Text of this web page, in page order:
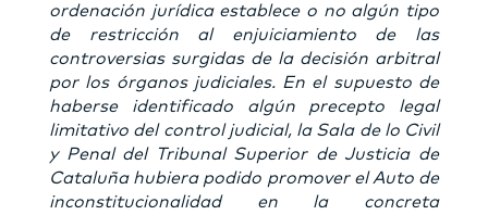
ordenación jurídica establece o no algún tipo
de restricción al enjuiciamiento de las
controversias surgidas de la decisión arbitral
por los órganos judiciales. En el supuesto de
haberse identificado algún precepto legal
limitativo del control judicial, la Sala de lo Civil
y Penal del Tribunal Superior de Justicia de
Cataluña hubiera podido promover el Auto de
inconstitucionalidad en la concreta